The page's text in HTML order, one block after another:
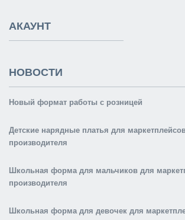
АКАУНТ
НОВОСТИ
Новый формат работы с розницей
Детские нарядные платья для
производителя
Школьная форма для мальчиков для
производителя
Школьная форма для девочек для